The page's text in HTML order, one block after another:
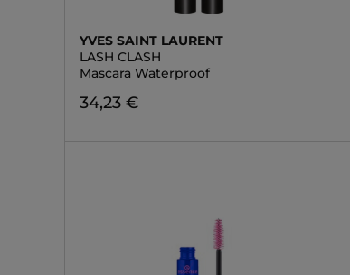
YVES SAINT LAURENT
LASH CLASH
Mascara Waterproof
34,23 €